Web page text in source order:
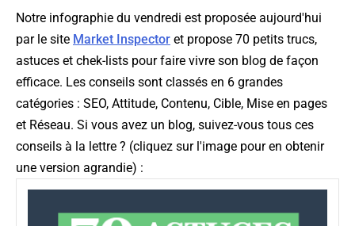
Notre infographie du vendredi est proposée aujourd'hui
par le site Market Inspector et propose 70 petits trucs,
astuces et chek-lists pour faire vivre son blog de façon
efficace. Les conseils sont classés en 6 grandes
catégories : SEO, Attitude, Contenu, Cible, Mise en pages
et Réseau. Si vous avez un blog, suivez-vous tous ces
conseils à la lettre ? (cliquez sur l'image pour en obtenir
une version agrandie) :